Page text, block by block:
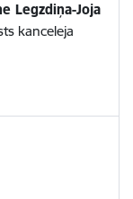
Legzdiņa-Joja
kanceleja